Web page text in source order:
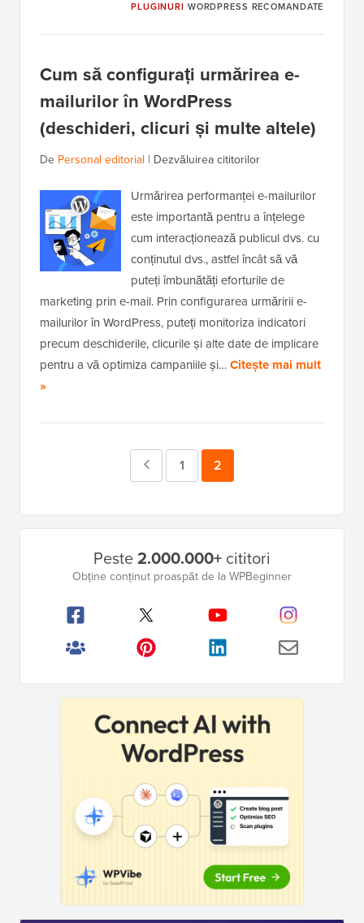
PLUGINURI WORDPRESS RECOMANDATE
Cum să configurați urmărirea e-
mailurilor în WordPress
(deschideri, clicuri și multe altele)
De Personal editorial | Dezvăluirea cititorilor
Urmărirea performanței e-mailurilor
este importantă pentru a înțelege
cum interacționează publicul dvs. cu
conținutul dvs., astfel încât să vă
puteți îmbunătăți eforturile de
marketing prin e-mail. Prin configurarea urmăririi e-
mailurilor în WordPress, puteți monitoriza indicatori
precum deschiderile, clicurile și alte date de implicare
pentru a vă optimiza campaniile și…Citește mai mult
»
PaginaPagina
1 Pagina
2
laterală
principală
Peste2.000.000+ cititori
Obține conținut proaspăt de la WPBeginner